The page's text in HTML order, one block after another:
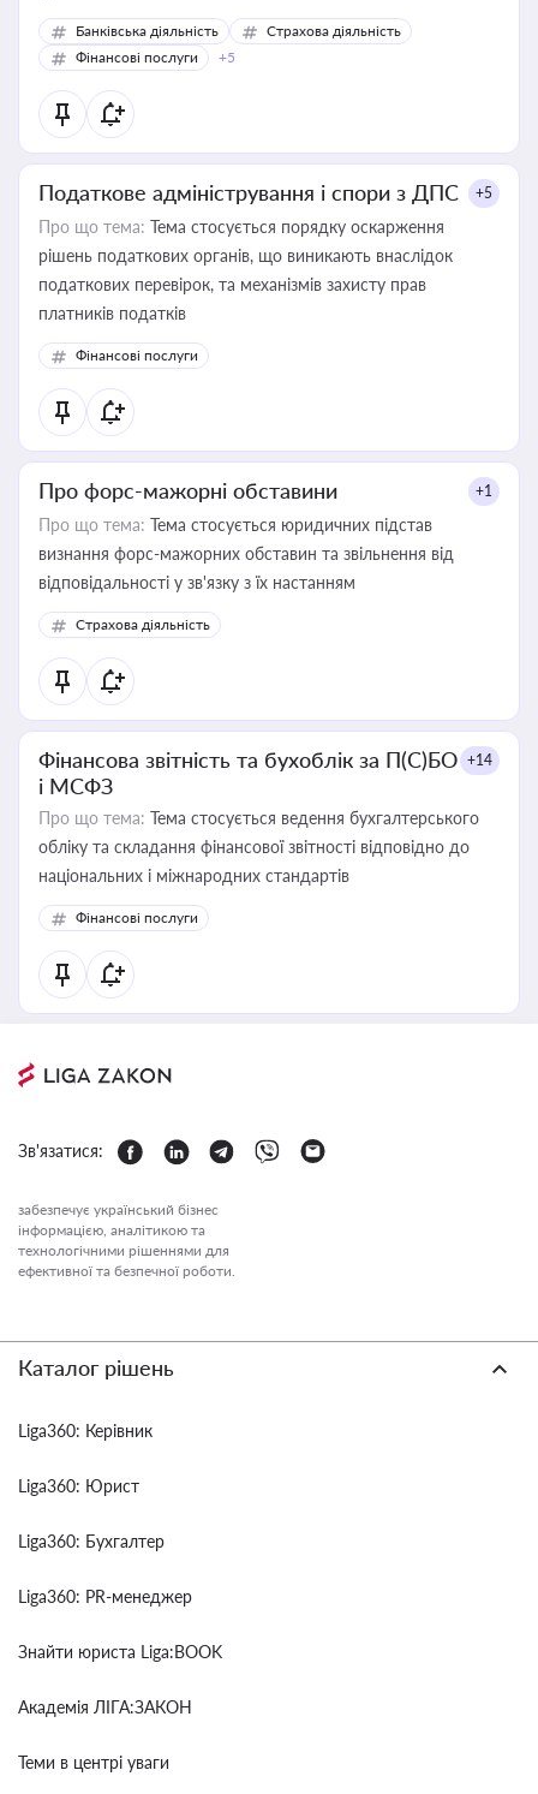
Банківська діяльність
Страхова діяльність
Фінансові послуги
+5
Податкове адміністрування і спори з ДПС +5
Про що тема: Тема стосується порядку оскарження
рішень податкових органів, що виникають внаслідок
податкових перевірок, та механізмів захисту прав
платників податків
Фінансові послуги
Про форс-мажорні обставини +1
Про що тема: Тема стосується юридичних підстав
визнання форс-мажорних обставин та звільнення від
відповідальності у зв'язку з їх настанням
Страхова діяльність
Фінансова звітність та бухоблік за П(С)БО
і МСФЗ
+14
Про що тема: Тема стосується ведення бухгалтерського
обліку та складання фінансової звітності відповідно до
національних і міжнародних стандартів
Фінансові послуги
Зв'язатися:
забезпечує український бізнес
інформацією, аналітикою та
технологічними рішеннями для
ефективної та безпечної роботи.
Каталог рішень
Liga360: Керівник
Liga360: Юрист
Liga360: Бухгалтер
Liga360: PR-менеджер
Знайти юриста Liga:BOOK
Академія ЛІГА:ЗАКОН
Теми в центрі уваги